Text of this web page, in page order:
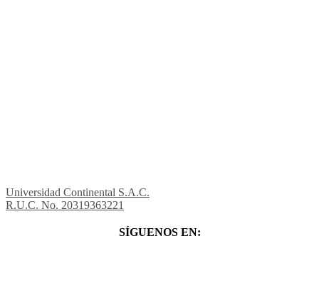
Universidad Continental S.A.C.
R.U.C. No. 20319363221
SÍGUENOS EN: